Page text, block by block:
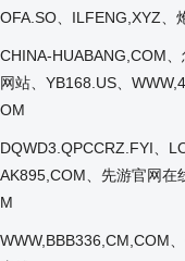
OFA.SO、ILFENG,XYZ、
CHINA-HUABANG,COM
网站、YB168.US、
OM
DQWD3.QPCCRZ.FYI、
AK895,COM、先游官网在
M
WWW,BBB336,CM,COM